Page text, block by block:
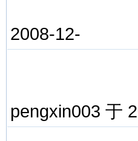
2008-12-
pengxin003 于